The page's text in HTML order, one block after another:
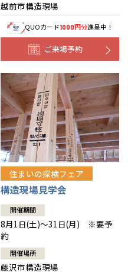
越前市構造現場
QUOカード1000円分進呈中！
ご来場予約
住まいの探検フェア
構造現場見学会
開催期間
8月1日(土)～31日(月) ※要予
約
開催場所
藤沢市構造現場